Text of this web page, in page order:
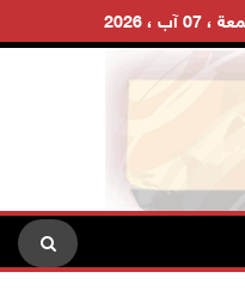
07 آب ، 2026
عليه في ترمسعيا